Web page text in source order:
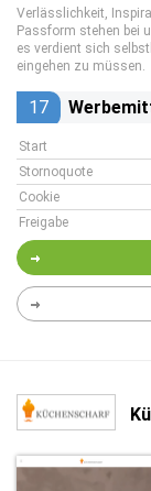
Verlässlichkeit,
Passform stehen bei
es verdient sich
eingehen zu müssen.
17
Start
Stornoquote
Cookie
Freigabe